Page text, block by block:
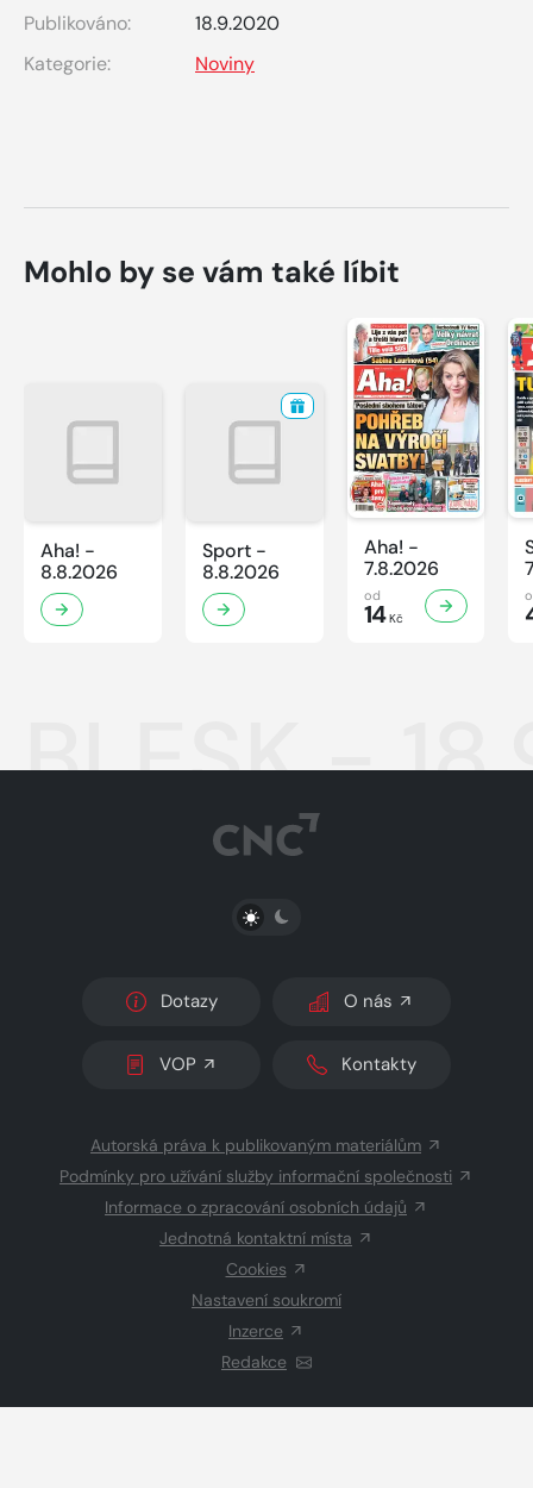
Publikováno:
18.9.2020
Kategorie:
Noviny
Mohlo by se vám také líbit
Aha! -
8.8.2026
Sport -
8.8.2026
Aha! -
7.8.2026
od
14Kč
BLESK -
PŘEPNOUT SVĚTLÝ/TMAVÝ REŽIM
Dotazy O nás
VOP Kontakty
Autorská práva k publikovaným materiálům
Podmínky pro užívání služby informační společnosti
Informace o zpracování osobních údajů
Jednotná kontaktní místa
Cookies
Nastavení soukromí
Inzerce
Redakce